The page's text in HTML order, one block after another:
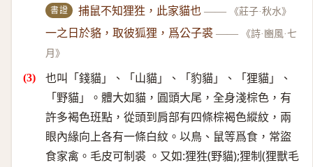
書證 捕鼠不知狸狌，此家貓也 —— 《莊子·秋水》
一之日於貉，取彼狐狸，爲公子裘 ——
《詩·豳風·七
月》
也叫「錢貓」、「山貓」、「豹貓」、「狸貓」、
「野貓」。體大如貓，圓頭大尾，全身淺棕色，有
許多褐色班點，從頭到肩部有四條棕褐色縱紋，兩
眼內緣向上各有一條白紋。以鳥、鼠等爲食，常盜
食家禽。毛皮可制裘 。又如:狸狌(野貓);狸制(狸獸毛